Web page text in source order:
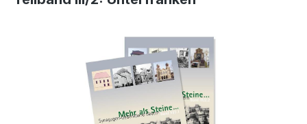
Bildergalerie überspringen